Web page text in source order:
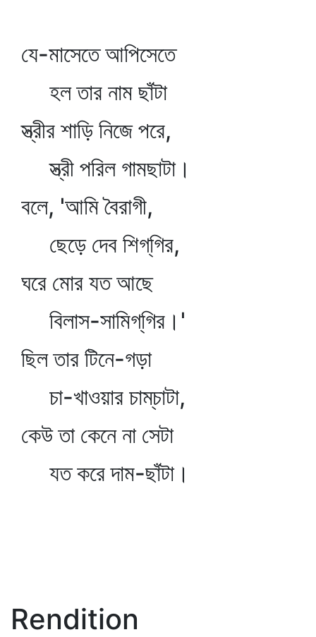
যে-মাসেতে আপিসেতে
হল তার নাম ছাঁটা
স্ত্রীর শাড়ি নিজে পরে,
স্ত্রী পরিল গামছাটা।
বলে, 'আমি বৈরাগী,
ছেড়ে দেব শিগ্‌গির,
ঘরে মোর যত আছে
বিলাস-সামিগ্‌গির।'
ছিল তার টিনে-গড়া
চা-খাওয়ার চাম্‌চাটা,
কেউ তা কেনে না সেটা
যত করে দাম-ছাঁটা।
Rendition